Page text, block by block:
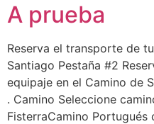
A prueba
Reserva el transporte de
Santiago Pestaña #2
equipaje en el Camino de
. Camino Seleccione
FisterraCamino Portugués